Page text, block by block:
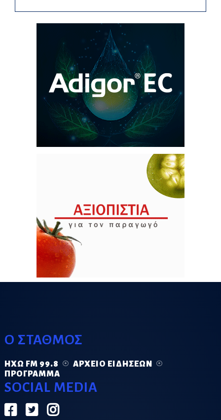
Ο ΣΤΑΘΜΟΣ
ΗΧΏ FM 99.8
ΑΡΧΕΊΟ ΕΙΔΉΣΕΩΝ
ΠΡΌΓΡΑΜΜΑ
SOCIAL MEDIA